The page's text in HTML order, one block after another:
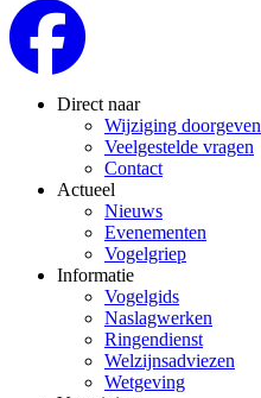
Direct naar
Wijziging doorgeven
Veelgestelde vragen
Contact
Actueel
Nieuws
Evenementen
Vogelgriep
Informatie
Vogelgids
Naslagwerken
Ringendienst
Welzijnsadviezen
Wetgeving